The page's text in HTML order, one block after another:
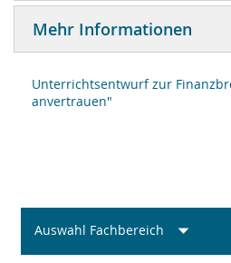
Mehr Informationen
Unterrichtsentwurf zur
anvertrauen"
Auswahl Fachbereich